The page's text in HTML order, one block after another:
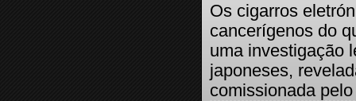
Os cigarros
cancerígenos do
uma investigação
japoneses,
comissionada